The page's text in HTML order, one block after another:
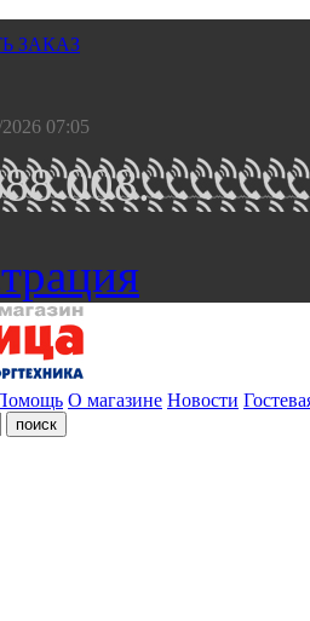
ЗАКАЗ
07:05
008.
О магазине Новости